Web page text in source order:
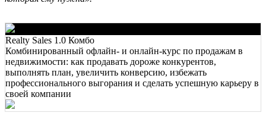
Realty Sales 1.0 Комбо
Комбинированный офлайн- и онлайн-курс по продажам в
недвижимости: как продавать дороже конкурентов,
выполнять план, увеличить конверсию, избежать
профессионального выгорания и сделать успешную карьеру в
своей компании